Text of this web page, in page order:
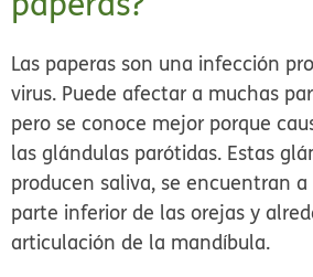
Las paperas son una infección
virus. Puede afectar a muchas
pero se conoce mejor porque
las glándulas parótidas. Estas
producen saliva, se encuentran
parte inferior de las orejas y
articulación de la mandíbula.